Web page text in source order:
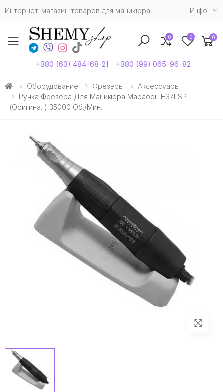
Интернет-магазин товаров для маникюра Инфо
Toggle mobile menu
+380 (63) 484-68-21 +380 (99) 065-96-82
0 0 0
Оборудование Фрезеры
Аксессуары
Ручка Фрезера Для Маникюра Марафон H37LSP
(Оригинал) 35000 Об./мин.